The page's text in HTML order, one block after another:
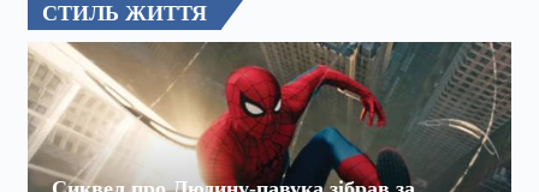
СТИЛЬ ЖИТТЯ